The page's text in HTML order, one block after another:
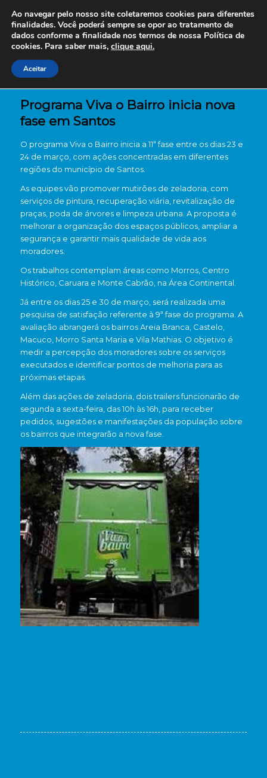
Programa Viva o Bairro inicia nova
fase em Santos
O programa Viva o Bairro inicia a 11ª fase entre os dias 23 e
24 de março, com ações concentradas em diferentes
regiões do município de Santos.
As equipes vão promover mutirões de zeladoria, com
serviços de pintura, recuperação viária, revitalização de
praças, poda de árvores e limpeza urbana. A proposta é
melhorar a organização dos espaços públicos, ampliar a
segurança e garantir mais qualidade de vida aos
moradores.
Os trabalhos contemplam áreas como Morros, Centro
Histórico, Caruara e Monte Cabrão, na Área Continental.
Já entre os dias 25 e 30 de março, será realizada uma
pesquisa de satisfação referente à 9ª fase do programa. A
avaliação abrangerá os bairros Areia Branca, Castelo,
Macuco, Morro Santa Maria e Vila Mathias. O objetivo é
medir a percepção dos moradores sobre os serviços
executados e identificar pontos de melhoria para as
próximas etapas.
Além das ações de zeladoria, dois trailers funcionarão de
segunda a sexta-feira, das 10h às 16h, para receber
pedidos, sugestões e manifestações da população sobre
os bairros que integrarão a nova fase.
Ao navegar pelo nosso site coletaremos cookies para diferentes
finalidades. Você poderá sempre se opor ao tratamento de
dados conforme a finalidade nos termos de nossa Política de
cookies. Para saber mais, clique aqui.
Aceitar